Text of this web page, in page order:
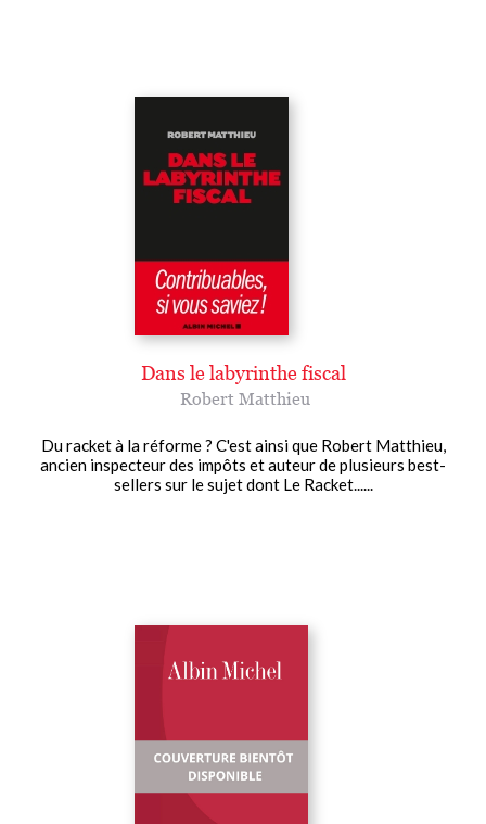
Dans le labyrinthe fiscal
Robert Matthieu
Du racket à la réforme ? C'est ainsi que Robert Matthieu,
ancien inspecteur des impôts et auteur de plusieurs best-
sellers sur le sujet dont Le Racket......